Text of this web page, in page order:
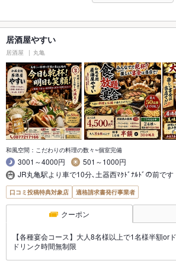
居酒屋やすい
居酒屋 丸亀
和風空間：こだわりの料理の数々~個室完備
3001～4000円
501～1000円
JR丸亀駅より車で10分､土器西ﾏｸﾄﾞﾅﾙﾄﾞの前です
口コミ投稿特典対象店 適格請求書発行事業者
クーポン
【各種宴会コース】大人8名様以上で1名様半額or
ドリンク時間無制限